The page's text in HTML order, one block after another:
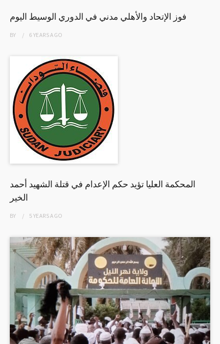
فوز الإتحاد والأهلي مدني في الدوري الوسيط اليوم
BY 6 YEARSAGO
المحكمة العليا تؤيد حكم الإعدام في قتلة الشهيد أحمد
الخير
BY 5 YEARSAGO